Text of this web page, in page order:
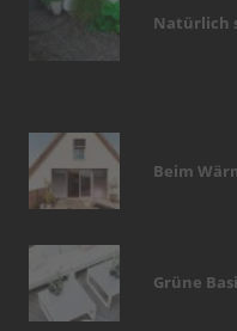
Natürlich
Beim
Grüne